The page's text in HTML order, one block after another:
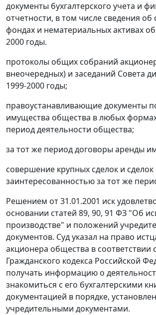
документы бухгалтерского учета и
отчетности, в том числе сведения
фондах и нематериальных активах
2000 годы.
протоколы общих собраний
внеочередных) и заседаний Совета
1999-2000 годы;
правоустанавливающие документы
имущества общества в любых
период деятельности общества;
за тот же период договоры аренды
совершение крупных сделок и сделок
заинтересованностью за тот же
Решением от 31.01.2001 иск
основании статей 89, 90, 91 ФЗ "Об
производстве" и положений
документов. Суд указал на право
акционера общества в соответствии
Гражданского кодекса Российской
получать информацию о
знакомиться с его бухгалтерскими
документацией в порядке,
учредительными документами.